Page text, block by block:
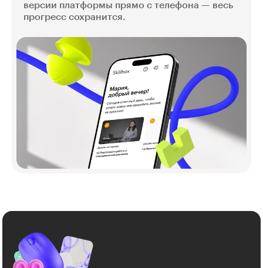
версии платформы прямо с телефона — весь
прогресс сохранится.